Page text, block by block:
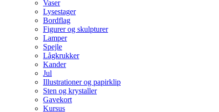
Vaser
Lysestager
Bordflag
Figurer og skulpturer
Lamper
Spejle
Lågkrukker
Kander
Jul
Illustrationer og papirklip
Sten og krystaller
Gavekort
Kursus